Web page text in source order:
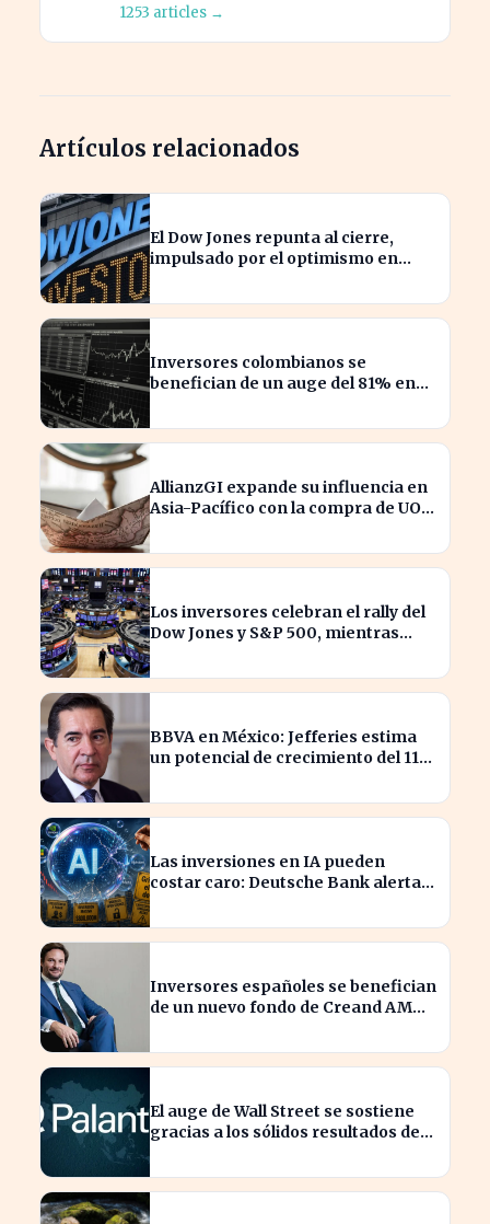
1253 articles →
Artículos relacionados
El Dow Jones repunta al cierre,
impulsado por el optimismo en
Inversores colombianos se
benefician de un auge del 81% en
AllianzGI expande su influencia en
Asia-Pacífico con la compra de UOB
Los inversores celebran el rally del
Dow Jones y S&P 500, mientras
BBVA en México: Jefferies estima
un potencial de crecimiento del 11%
Las inversiones en IA pueden
costar caro: Deutsche Bank alerta a
Inversores españoles se benefician
de un nuevo fondo de Creand AM
El auge de Wall Street se sostiene
gracias a los sólidos resultados de